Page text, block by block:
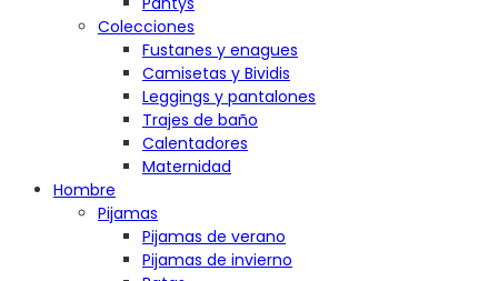
Colecciones
Fustanes y enagues
Camisetas y Bividis
Leggings y pantalones
Trajes de baño
Calentadores
Maternidad
Hombre
Pijamas
Pijamas de verano
Pijamas de invierno